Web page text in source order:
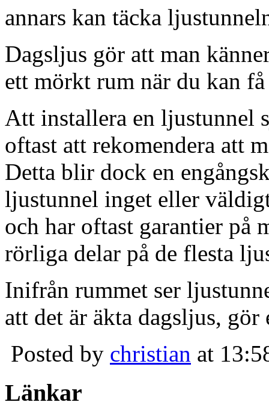
annars kan täcka
Dagsljus gör att man
ett mörkt rum när du kan
Att installera en ljustunnel
oftast att rekomendera att
Detta blir dock en
ljustunnel inget eller
och har oftast garantier på
rörliga delar på de flesta
Inifrån rummet ser
att det är äkta dagsljus,
Posted by christian at
Länkar